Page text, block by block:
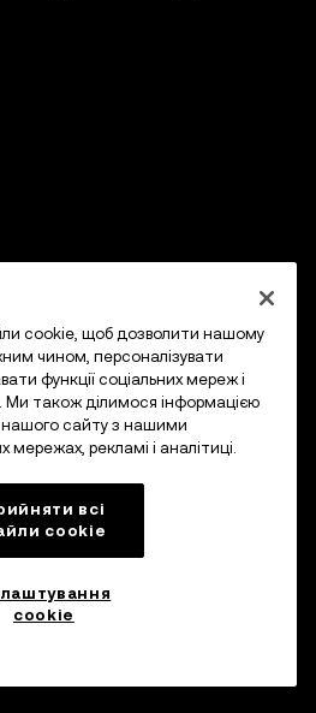
cookie, щоб дозволити нашому
чином, персоналізувати
функції соціальних мереж і
Ми також ділимося інформацією
сайту з нашими
мережах, рекламі і аналітиці.
всі
сookie
cookie